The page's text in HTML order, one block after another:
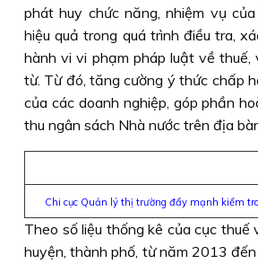
phát huy chức năng, nhiệm vụ
hiệu quả trong quá trình điều tra,
hành vi vi phạm pháp luật về thuế,
từ. Từ đó, tăng cường ý thức chấp
của các doanh nghiệp, góp phần
thu ngân sách Nhà nước trên địa
Chi cục Quản lý thị trường đẩy mạnh kiểm
Theo số liệu thống kê của cục thuế
huyện, thành phố, từ năm 2013